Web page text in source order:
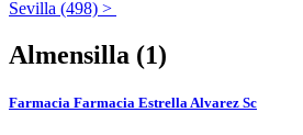
Sevilla (498) >
Almensilla (1)
Farmacia Farmacia Estrella Alvarez Sc